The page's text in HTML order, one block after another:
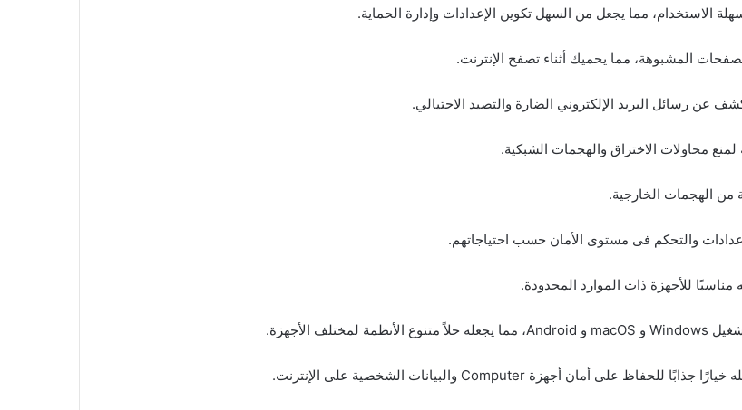
الاستخدام، مما يجعل من السهل تكوين الإعدادات وإدارة الحماية.
المشبوهة، مما يحميك أثناء تصفح الإنترنت.
عن رسائل البريد الإلكتروني الضارة والتصيد الاحتيالي.
من الهجمات الخارجية.
والتحكم فى مستوى الأمان حسب احتياجاتهم.
مناسبًا للأجهزة ذات الموارد المحدودة.